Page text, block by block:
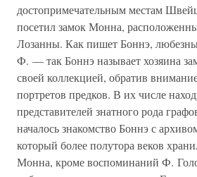
достопримечательным местам
посетил замок Монна,
Лозанны. Как пишет Боннэ,
Ф. — так Боннэ называет хозяина
своей коллекцией, обратив
портретов предков. В их числе
представителей знатного рода
началось знакомство Боннэ с
который более полутора веков
Монна, кроме воспоминаний Ф.